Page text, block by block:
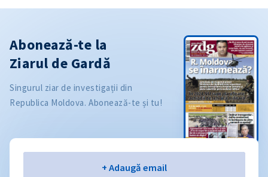
Abonează-te la
Ziarul de Gardă
Singurul ziar de investigații din
Republica Moldova. Abonează-te și tu!
+ Adaugă email